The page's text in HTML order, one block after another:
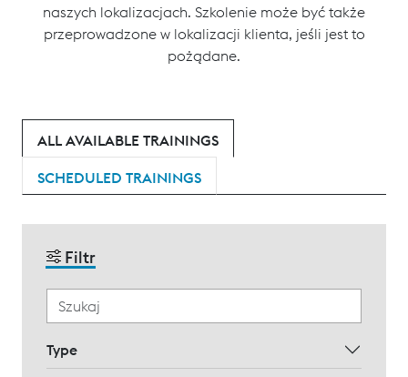
naszych lokalizacjach. Szkolenie może być także
przeprowadzone w lokalizacji klienta, jeśli jest to
pożądane.
ALL AVAILABLE TRAININGS
SCHEDULED TRAININGS
Filtr
Type